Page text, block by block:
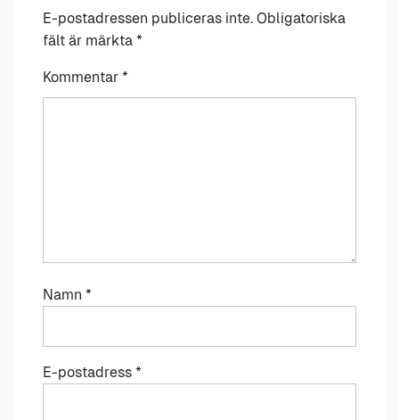
E-postadressen publiceras inte. Obligatoriska
fält är märkta *
Kommentar *
Namn *
E-postadress *